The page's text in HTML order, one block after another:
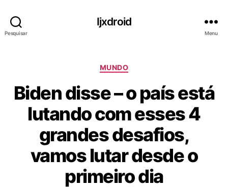
Pesquisar
Ijxdroid
Menu
C
e
g
o
r
i
a
s
MUNDO
Biden disse – o país está
lutando com esses 4
grandes desafios,
vamos lutar desde o
primeiro dia